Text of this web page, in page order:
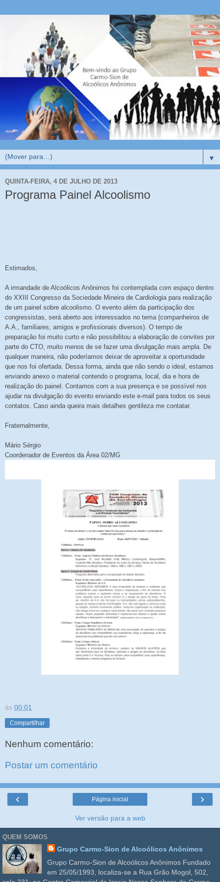
▼
QUINTA-FEIRA, 4 DE JULHO DE 2013
Programa Painel Alcoolismo
Estimados,
A irmandade de Alcoólicos Anônimos foi contemplada com espaço dentro
do XXIII Congresso da Sociedade Mineira de Cardiologia para realização
de um painel sobre alcoolismo. O evento além da participação dos
congressistas, será aberto aos interessados no tema (companheiros de
A.A., familiares, amigos e profissionais diversos). O tempo de
preparação foi muito curto e não possibilitou a elaboração de convites por
parte do CTO, muito menos de se fazer uma divulgação mais ampla. De
qualquer maneira, não poderíamos deixar de aproveitar a oportunidade
que nos foi ofertada. Dessa forma, ainda que não sendo o ideal, estamos
enviando anexo o material contendo o programa, local, dia e hora de
realização do painel. Contamos com a sua presença e se possível nos
ajudar na divulgação do evento enviando este e-mail para todos os seus
contatos. Caso ainda queira mais detalhes gentileza me contatar.
Fraternalmente,
Mário Sérgio
Coordenador de Eventos da Área 02/MG
às 00:01
Compartilhar
Nenhum comentário:
Postar um comentário
‹ ›
Página inicial
Ver versão para a web
QUEM SOMOS
Grupo Carmo-Sion de Alcoólicos Anônimos
Grupo Carmo-Sion de Alcoólicos Anônimos Fundado
em 25/05/1993, localiza-se a Rua Grão Mogol, 502,